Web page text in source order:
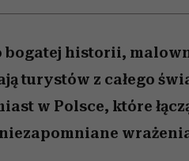
bogatej historii,
turystów z całego
w Polsce, które